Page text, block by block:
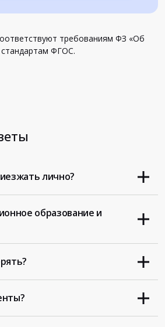
требованиям ФЗ «Об
ФГОС.
лично?
образование и